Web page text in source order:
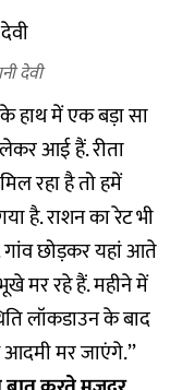
देवी
हाथ में एक बड़ा सा
आई हैं. रीता
रहा है तो हमें
है. राशन का रेट भी
छोड़कर यहां आते
मर रहे हैं. महीने में
लॉकडाउन के बाद
मर जाएंगे.’’